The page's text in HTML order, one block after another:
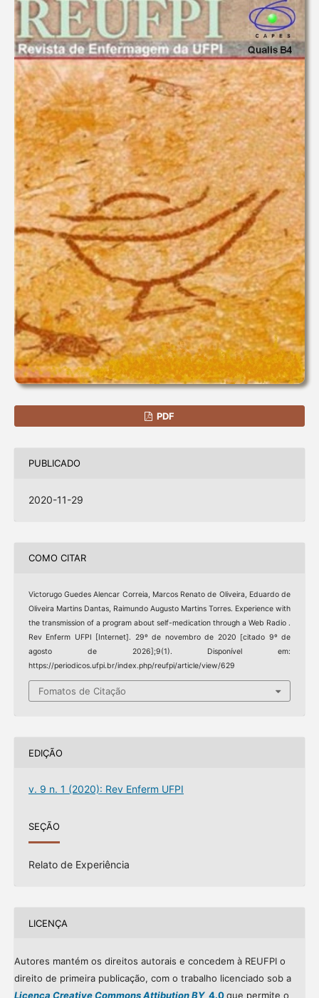
PDF
PUBLICADO
2020-11-29
COMO CITAR
Victorugo Guedes Alencar Correia, Marcos Renato de Oliveira, Eduardo de
Oliveira Martins Dantas, Raimundo Augusto Martins Torres. Experience with
the transmission of a program about self-medication through a Web Radio .
Rev Enferm UFPI [Internet]. 29º de novembro de 2020 [citado 9º de
agosto de 2026];9(1). Disponível em:
https://periodicos.ufpi.br/index.php/reufpi/article/view/629
Fomatos de Citação
EDIÇÃO
v. 9 n. 1 (2020): Rev Enferm UFPI
SEÇÃO
Relato de Experiência
LICENÇA
Autores mantém os direitos autorais e concedem à REUFPI o
direito de primeira publicação, com o trabalho licenciado sob a
Licença Creative Commons Attibution BY4.0que permite o